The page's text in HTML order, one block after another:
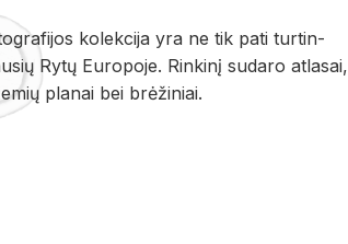
ko­lek­ci­ja yra ne tik pati tur­tin­
Rytų Eu­ro­po­je. Rin­ki­nį su­da­ro at­la­sai,
pla­nai bei brė­ži­niai.